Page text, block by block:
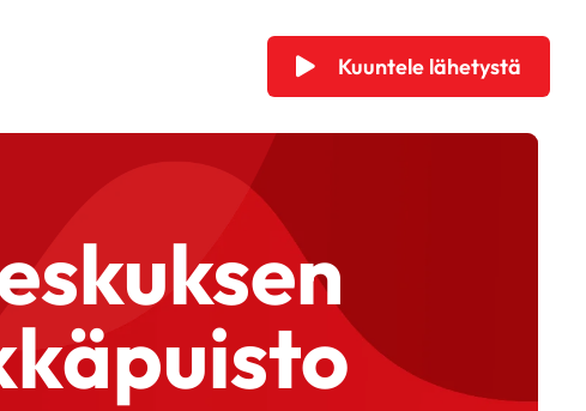
Kuuntele lähetystä